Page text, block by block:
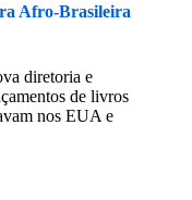
Afro-Brasileira
diretoria e
de livros
nos EUA e